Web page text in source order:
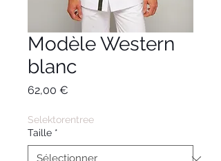
Modèle Western
blanc
62,00 €
Selektorentree
Taille *